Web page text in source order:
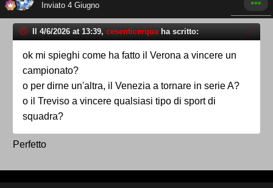
Inviato 4 Giugno
Il 4/6/2026 at 13:39, cesenticerquaha scritto:
ok mi spieghi come ha fatto il Verona a vincere un
campionato?
o per dirne un'altra, il Venezia a tornare in serie A?
o il Treviso a vincere qualsiasi tipo di sport di
squadra?
Perfetto